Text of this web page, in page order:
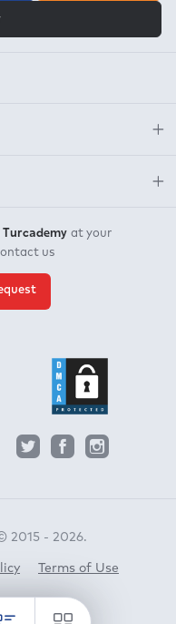
Turcademy at your
us
2015 - 2026.
Terms of Use